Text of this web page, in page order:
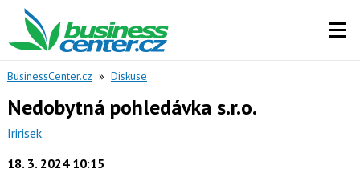
BusinessCenter.cz » Diskuse
Nedobytná pohledávka s.r.o.
Iririsek
18. 3. 2024 10:15